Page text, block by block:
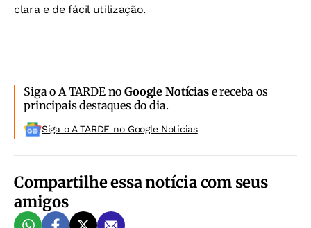
clara e de fácil utilização.
Siga o A TARDE noGoogle Notíciase receba os
principais destaques do dia.
Siga o A TARDE no Google Noticias
Compartilhe essa notícia com seus
amigos